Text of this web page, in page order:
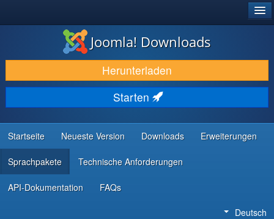
DOWNLOAD & ERWEITERN
ENTDECKEN & LERNEN
COMMUNITY & SUPPORT
RESSOURCEN FÜR ENTWICKLER
Joomla! Downloads
Herunterladen
Starten
Startseite Neueste Version Downloads Erweiterungen
Sprachpakete Technische Anforderungen
API-Dokumentation FAQs
Deutsch